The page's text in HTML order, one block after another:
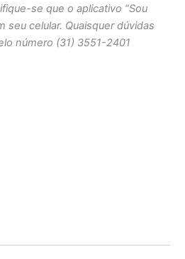
se que o aplicativo “Sou
seu celular. Quaisquer dúvidas
número (31) 3551-2401